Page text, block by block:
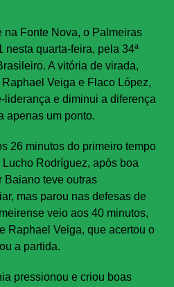
na Fonte Nova, o Palmeiras
nesta quarta-feira, pela 34ª
A vitória de virada,
Veiga e Flaco López,
liderança e diminui a diferença
apenas um ponto.
26 minutos do primeiro tempo
Rodríguez, após boa
Baiano teve outras
mas parou nas defesas de
veio aos 40 minutos,
Raphael Veiga, que acertou o
a partida.
pressionou e criou boas